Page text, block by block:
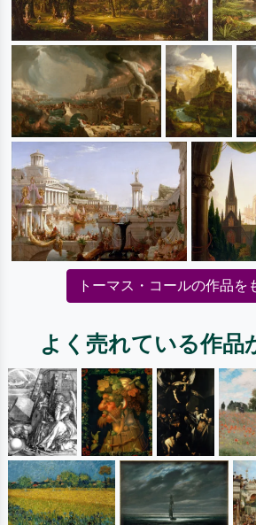
トーマス・コールの作品を
よく売れている作品